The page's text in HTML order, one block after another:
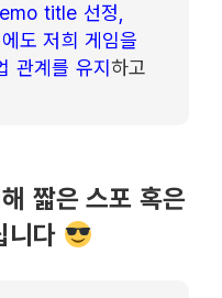
title 선정,
도 저희 게임을
관계를 유지 하고
짧은 스포 혹은
니다